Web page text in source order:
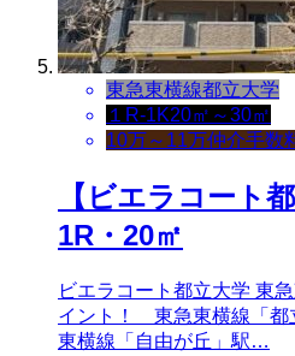
東急東横線都立大学
１R-1K20㎡～30㎡
10万～11万仲介手数
【ビエラコート
1R・20㎡
ビエラコート都立大学 東
イント！ 東急東横線「都
東横線「自由が丘」駅…